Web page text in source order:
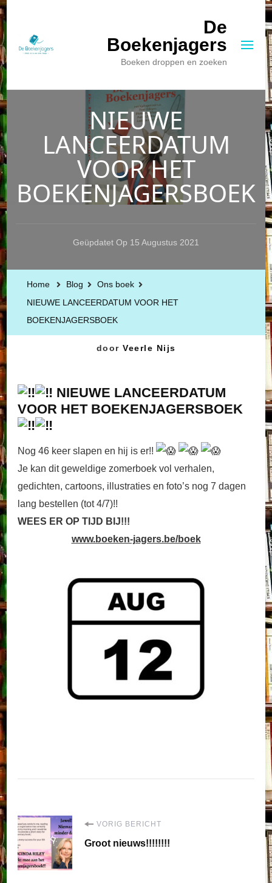
De
Boekenjagers
Boeken droppen en zoeken
NIEUWE
LANCEERDATUM
VOOR HET
BOEKENJAGERSBOEK
Geüpdatet Op 15 Augustus 2021
Home Blog
Ons boek
NIEUWE LANCEERDATUM VOOR HET
BOEKENJAGERSBOEK
door Veerle Nijs
NIEUWE LANCEERDATUM
VOOR HET BOEKENJAGERSBOEK
Nog 46 keer slapen en hij is er!!
Je kan dit geweldige zomerboek vol verhalen,
gedichten, cartoons, illustraties en foto’s nog 7 dagen
lang bestellen (tot 4/7)!!
WEES ER OP TIJD BIJ!!!
www.boeken-jagers.be/boek
Bericht
navigatie
VORIG BERICHT
Groot nieuws!!!!!!!!